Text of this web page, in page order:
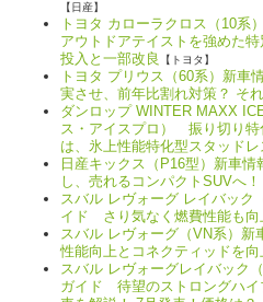
【日産】
トヨタ カローラクロス（10系
アウトドアテイストを強めた特
投入と一部改良
【トヨタ】
トヨタ プリウス（60系）新
実させ、前年比割れ対策？ そ
ダンロップ WINTER MAXX
ス・アイスプロ） 振り切り特
は、氷上性能特化型スタッドレ
日産キックス（P16型）新車
し、売れるコンパクトSUVへ！
スバル レヴォーグ レイバック
イド さり気なく燃費性能も向
スバル レヴォーグ（VN系）
性能向上とコネクティッドを
スバル レヴォーグレイバック
ガイド 待望のストロングハイ